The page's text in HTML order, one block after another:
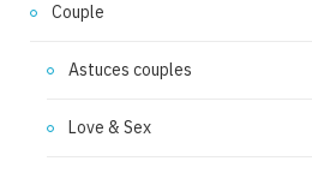
Couple
Astuces couples
Love & Sex